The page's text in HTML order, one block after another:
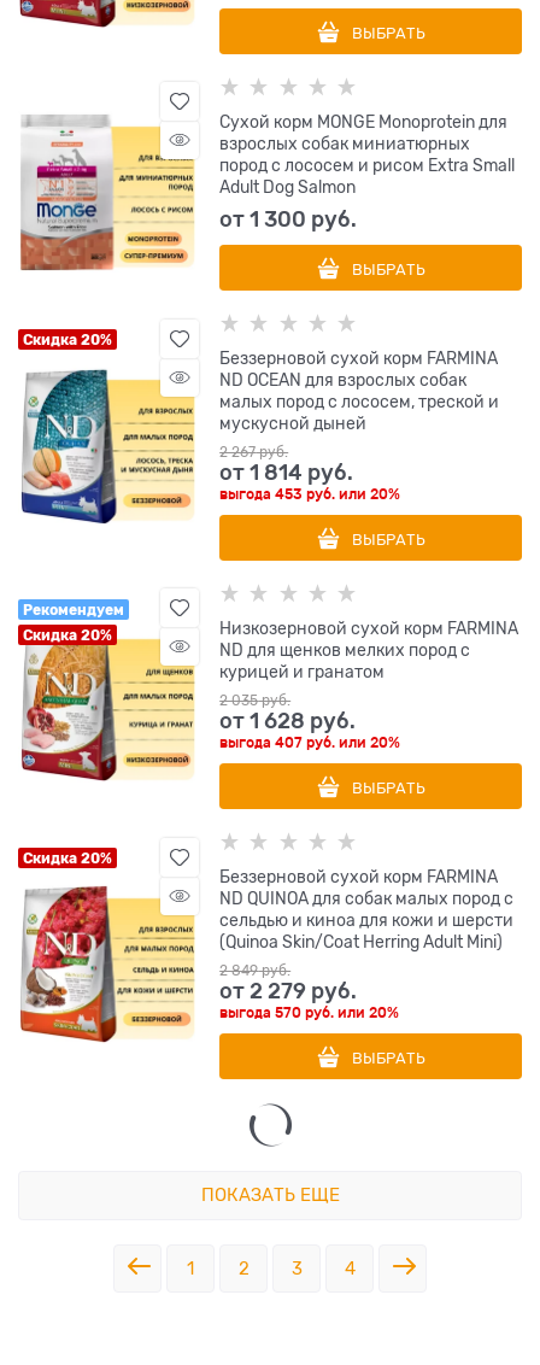
ВЫБРАТЬ
Сухой корм MONGE Monoprotein для
взрослых собак миниатюрных
пород с лососем и рисом Extra Small
Adult Dog Salmon
от1 300 руб.
ВЫБРАТЬ
Скидка 20%
Беззерновой cухой корм FARMINA
ND OCEAN для взрослых собак
малых пород с лососем, треской и
мускусной дыней
2 267 руб.
от1 814 руб.
выгода453 руб. или20%
ВЫБРАТЬ
Рекомендуем
Скидка 20%
Низкозерновой cухой корм FARMINA
ND для щенков мелких пород с
курицей и гранатом
2 035 руб.
от1 628 руб.
выгода407 руб. или20%
ВЫБРАТЬ
Скидка 20%
Беззерновой cухой корм FARMINA
ND QUINOA для собак малых пород с
сельдью и киноа для кожи и шерсти
(Quinoa Skin/Coat Herring Adult Mini)
2 849 руб.
от2 279 руб.
выгода570 руб. или20%
ВЫБРАТЬ
ПОКАЗАТЬ ЕЩЕ
1 2 3 4